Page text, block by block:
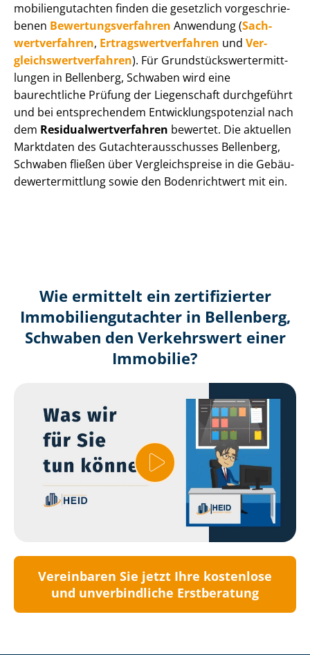
mo­bi­li­en­gut­ach­ten finden die gesetzlich vor­ge­schrie­
be­nen Be­wer­tungs­ver­fah­ren Anwendung (Sach­
wert­ver­fah­ren, Er­trags­wert­ver­fah­ren und Ver­
gleichs­wert­ver­fah­ren). Für Grund­stücks­wert­ermitt­
lun­gen in Bellenberg, Schwaben wird eine
baurechtliche Prüfung der Liegenschaft durchgeführt
und bei entsprechendem Ent­wick­lungs­po­ten­zi­al nach
dem Re­si­du­al­wert­ver­fah­ren bewertet. Die aktuellen
Marktdaten des Gut­ach­ter­aus­schus­ses Bellenberg,
Schwaben fließen über Ver­gleichs­prei­se in die Ge­bäu­
de­wert­ermitt­lung sowie den Bodenrichtwert mit ein.
Wie ermittelt ein zertifizierter
Immobilien­gutachter in Bellenberg,
Schwaben den Verkehrswert einer
Immobilie?
Vereinbaren Sie jetzt Ihre kostenlose
und unverbindliche Erstberatung